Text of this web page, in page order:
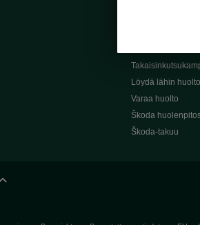
Alkuperäiset
Alkuperäiset
Löydä lähin huolto
Varaa huolto
Škoda
Škoda-takuu